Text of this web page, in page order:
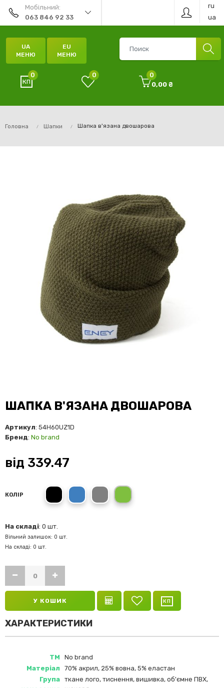
Мобільний:
063 846 92 33
ru
ua
UA
МЕНЮ
EU
МЕНЮ
0 0
0
0,00 ₴
Головна Шапки Шапка в'язана двошарова
ШАПКА В'ЯЗАНА ДВОШАРОВА
Артикул: 54H60UZ1D
Бренд: No brand
від 339.47
КОЛІР
ЧорнийСиній Сірий Зелений
На складі: 0 шт.
Вільний залишок: 0 шт.
На складі: 0 шт.
У КОШИК
ХАРАКТЕРИСТИКИ
ТМ
No brand
Матеріал
70% акрил, 25% вовна, 5% еластан
Група ткане лого, тиснення, вишивка, об'ємне ПВХ,